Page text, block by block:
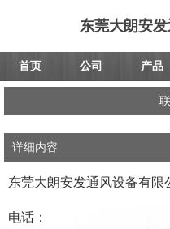
东莞大朗安
首页 公司 产品
详细内容
东莞大朗安发通风设备有限
电话：